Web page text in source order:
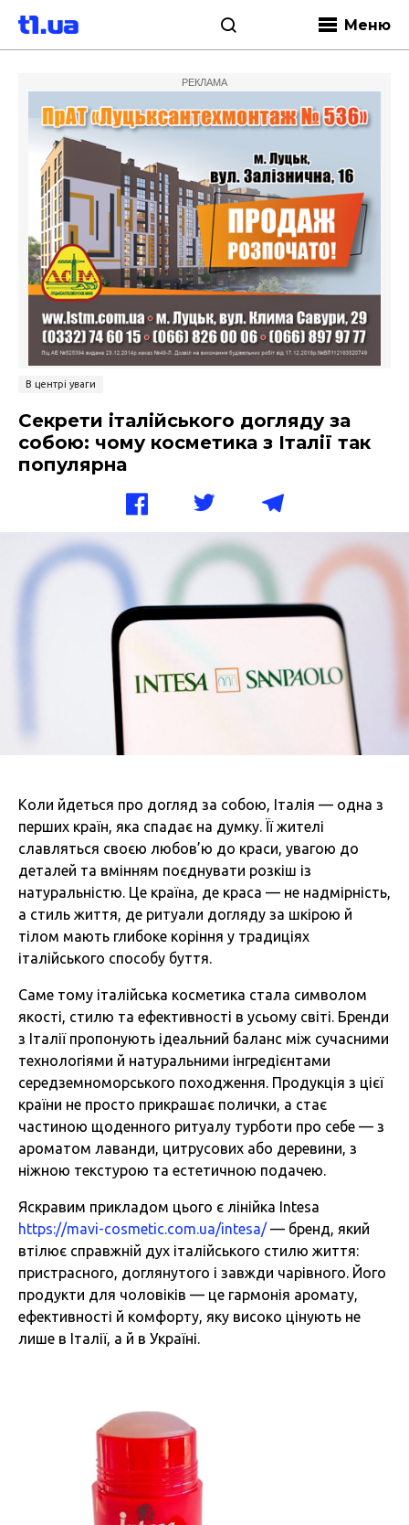
Меню
РЕКЛАМА
В центрі уваги
Секрети італійського догляду за
собою: чому косметика з Італії так
популярна
Коли йдеться про догляд за собою, Італія — одна з
перших країн, яка спадає на думку. Її жителі
славляться своєю любов’ю до краси, увагою до
деталей та вмінням поєднувати розкіш із
натуральністю. Це країна, де краса — не надмірність,
а стиль життя, де ритуали догляду за шкірою й
тілом мають глибоке коріння у традиціях
італійського способу буття.
Саме тому італійська косметика стала символом
якості, стилю та ефективності в усьому світі. Бренди
з Італії пропонують ідеальний баланс між сучасними
технологіями й натуральними інгредієнтами
середземноморського походження. Продукція з цієї
країни не просто прикрашає полички, а стає
частиною щоденного ритуалу турботи про себе — з
ароматом лаванди, цитрусових або деревини, з
ніжною текстурою та естетичною подачею.
Яскравим прикладом цього є лінійка Intesa
https://mavi-cosmetic.com.ua/intesa/— бренд, який
втілює справжній дух італійського стилю життя:
пристрасного, доглянутого і завжди чарівного. Його
продукти для чоловіків — це гармонія аромату,
ефективності й комфорту, яку високо цінують не
лише в Італії, а й в Україні.